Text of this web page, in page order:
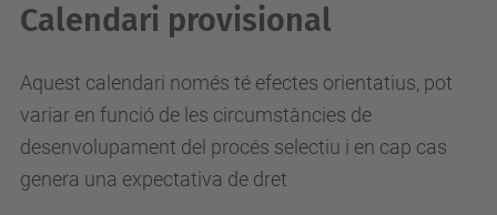
Calendari provisional
Aquest calendari només té efectes orientatius, pot
variar en funció de les circumstàncies de
desenvolupament del procés selectiu i en cap cas
genera una expectativa de dret